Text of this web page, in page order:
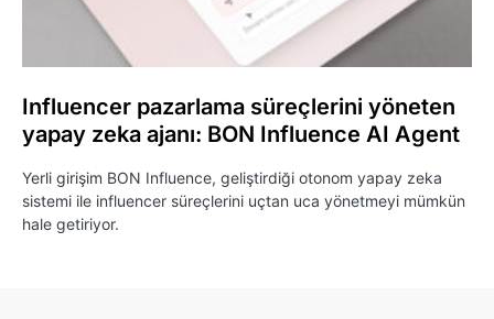
Influencer pazarlama süreçlerini yöneten
yapay zeka ajanı: BON Influence AI Agent
Yerli girişim BON Influence, geliştirdiği otonom yapay zeka
sistemi ile influencer süreçlerini uçtan uca yönetmeyi mümkün
hale getiriyor.